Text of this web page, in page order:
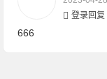
登录回复
666